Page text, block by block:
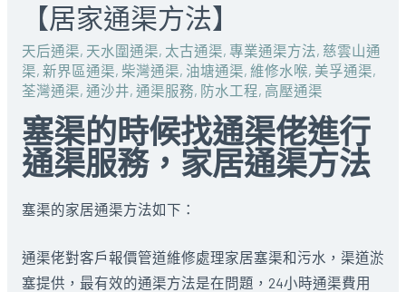
【居家通渠方法】
天后通渠, 天水圍通渠, 太古通渠, 專業通渠方法, 慈雲山通
渠, 新界區通渠, 柴灣通渠, 油塘通渠, 維修水喉, 美孚通渠,
荃灣通渠, 通沙井, 通渠服務, 防水工程, 高壓通渠
塞渠的時候找通渠佬進行
通渠服務，家居通渠方法
塞渠的家居通渠方法如下：
通渠佬對客戶報價管道維修處理家居塞渠和污水，渠道淤
塞提供，最有效的通渠方法是在問題，24小時通渠費用